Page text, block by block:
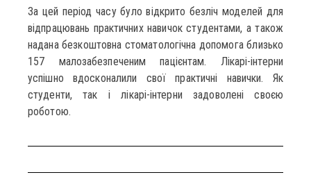
За цей період часу було відкрито безліч моделей для
відпрацювань практичних навичок студентами, а також
надана безкоштовна стоматологічна допомога близько
157 малозабезпеченим пацієнтам. Лікарі-інтерни
успішно вдосконалили свої практичні навички. Як
студенти, так і лікарі-інтерни задоволені своєю
роботою.